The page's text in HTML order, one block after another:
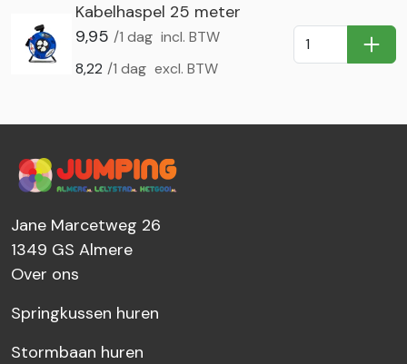
Kabelhaspel 25 meter
9,95 /1 dag incl. BTW
8,22 /1 dag excl. BTW
In
Jane Marcetweg 26
1349 GS Almere
Over ons
Springkussen huren
Stormbaan huren